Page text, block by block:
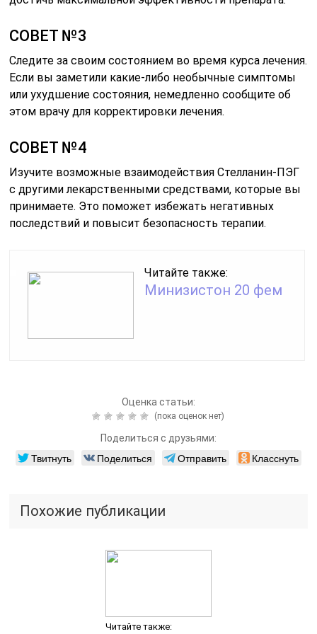
СОВЕТ №3
Следите за своим состоянием во время курса лечения.
Если вы заметили какие-либо необычные симптомы
или ухудшение состояния, немедленно сообщите об
этом врачу для корректировки лечения.
СОВЕТ №4
Изучите возможные взаимодействия Стелланин-ПЭГ
с другими лекарственными средствами, которые вы
принимаете. Это поможет избежать негативных
последствий и повысит безопасность терапии.
Читайте также:
Минизистон 20 фем
Оценка статьи:
(пока оценок нет)
Поделиться с друзьями:
Твитнуть Поделиться Отправить Класснуть
Похожие публикации
Читайте также: